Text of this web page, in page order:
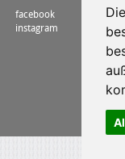
facebook
instagram